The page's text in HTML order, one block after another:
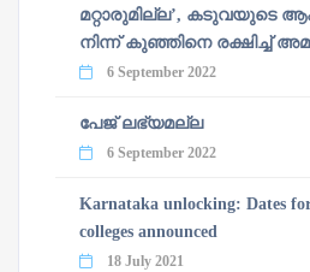
മറ്റാരുമില്ല’, കടുവയുടെ
നിന്ന് കുഞ്ഞിനെ രക്ഷിച്ച്
6 September 2022
പേജ് ലഭ്യമല്ല
6 September 2022
Karnataka unlocking: Dates
colleges announced
18 July 2021